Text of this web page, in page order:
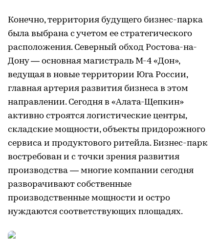
Конечно, территория будущего бизнес-парка
была выбрана с учетом ее стратегического
расположения. Северный обход Ростова-на-
Дону — основная магистраль М-4 «Дон»,
ведущая в новые территории Юга России,
главная артерия развития бизнеса в этом
направлении. Сегодня в «Алата-Щепкин»
активно строятся логистические центры,
складские мощности, объекты придорожного
сервиса и продуктового ритейла. Бизнес-парк
востребован и с точки зрения развития
производства — многие компании сегодня
разворачивают собственные
производственные мощности и остро
нуждаются соответствующих площадях.